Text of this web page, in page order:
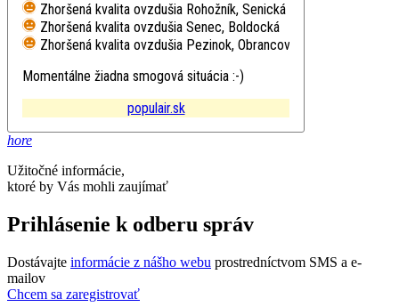
Zhoršená kvalita ovzdušia Rohožník, Senická
Zhoršená kvalita ovzdušia Senec, Boldocká
Zhoršená kvalita ovzdušia Pezinok, Obrancov mieru
Momentálne žiadna smogová situácia :-)
populair.sk
hore
Užitočné informácie,
ktoré by Vás mohli zaujímať
Prihlásenie k odberu správ
Dostávajte informácie z nášho webu prostredníctvom SMS a e-
mailov
Chcem sa zaregistrovať